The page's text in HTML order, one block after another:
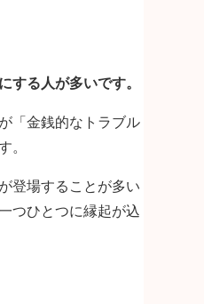
する人が多いです。
「金銭的なトラブル
。
登場することが多い
つひとつに縁起が込